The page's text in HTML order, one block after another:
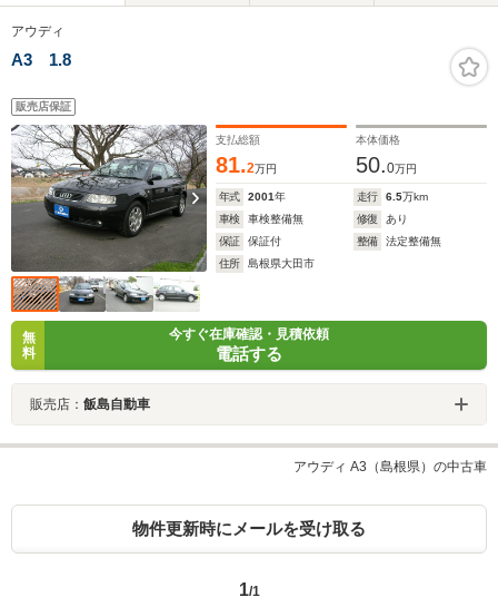
アウディ
A3 1.8
販売店保証
支払総額
81.2万円
本体価格
50.0万円
年式 2001年 走行 6.5万km
車検
車検整備無 修復
あり
保証
保証付 整備
法定整備無
住所
島根県大田市
無
料
今すぐ在庫確認・見積依頼
電話する
販売店： 飯島自動車
アウディ A3（島根県）の中古車
物件更新時にメールを受け取る
1/1